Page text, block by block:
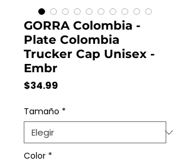
GORRA Colombia -
Plate Colombia
Trucker Cap Unisex -
Embr
$34.99
Tamaño *
Color *